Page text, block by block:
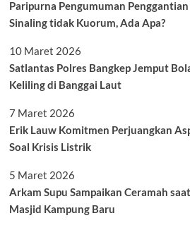
Paripurna Pengumuman
Sinaling tidak Kuorum, Ada Apa?
10 Maret 2026
Satlantas Polres Bangkep Jemput
Keliling di Banggai Laut
7 Maret 2026
Erik Lauw Komitmen Perjuangkan
Soal Krisis Listrik
5 Maret 2026
Arkam Supu Sampaikan Ceramah
Masjid Kampung Baru